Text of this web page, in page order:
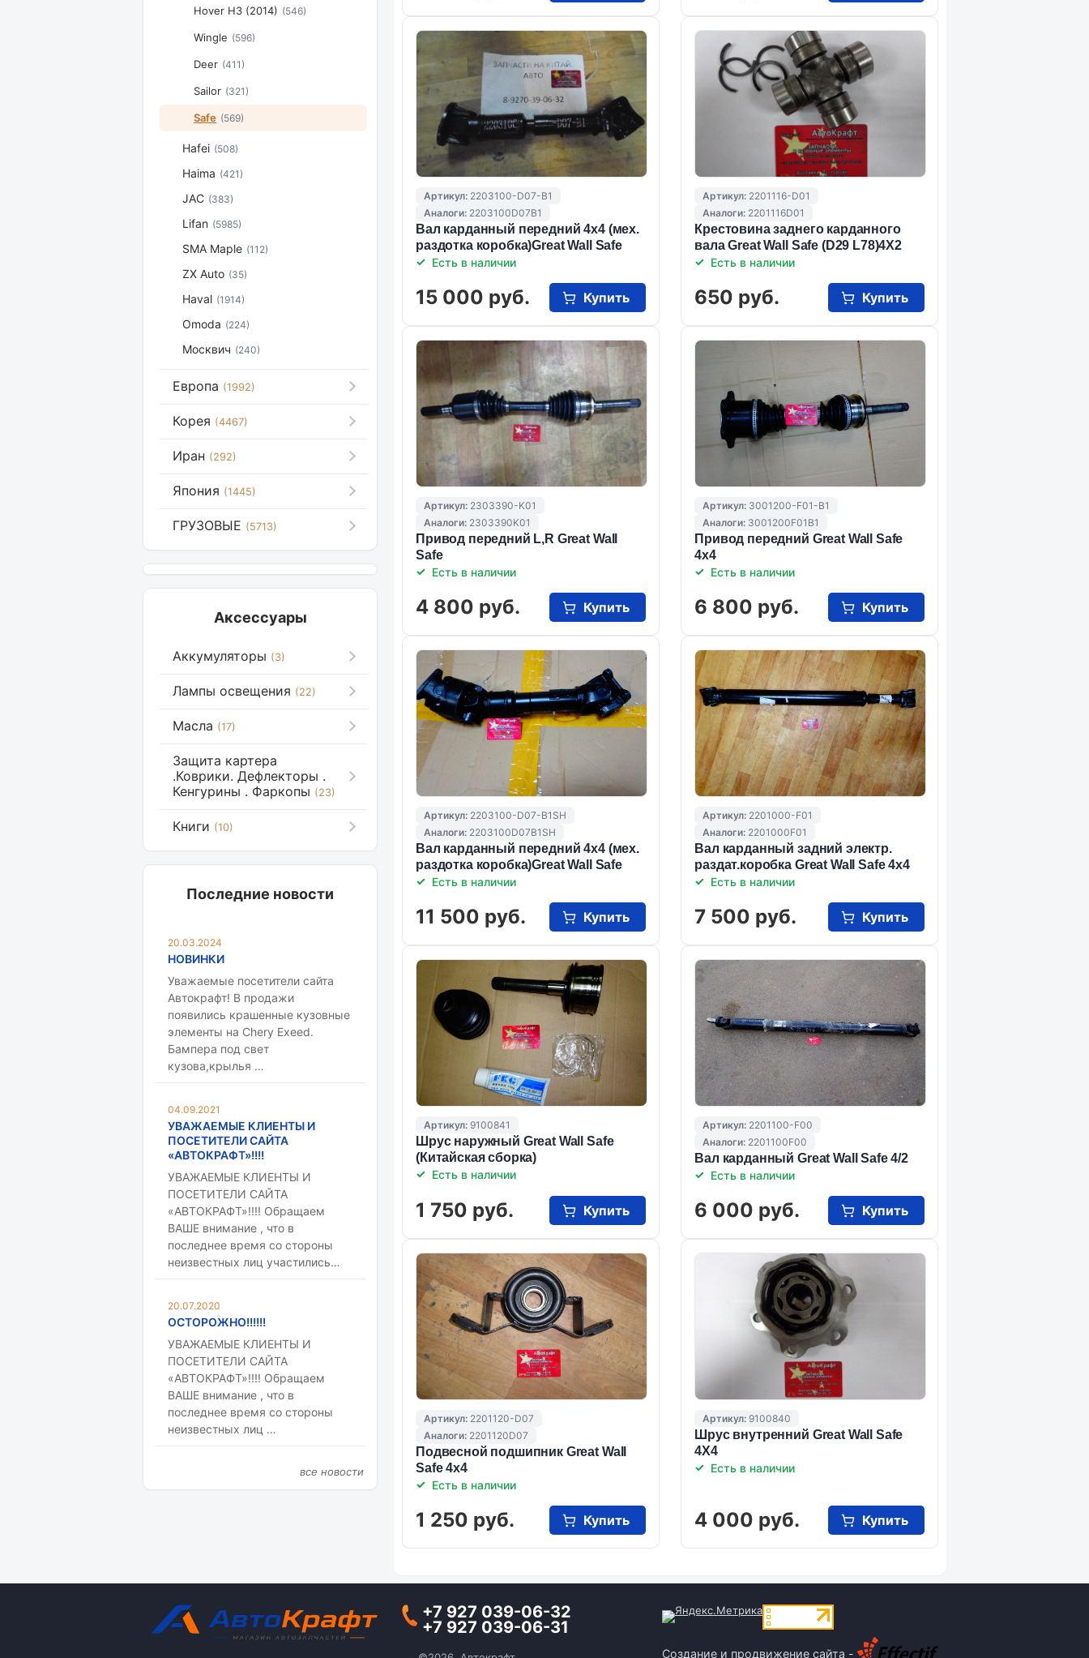
Артикул: 2203100-D07-B1
Аналоги: 2203100D07B1
Вал карданный передний 4х4 (мех.
раздотка коробка)Great Wall Safe
Есть в наличии
15 000 руб. Купить
Артикул: 2201116-D01
Аналоги: 2201116D01
Крестовина заднего карданного
вала Great Wall Safe (D29 L78)4Х2
Есть в наличии
650 руб. Купить
Артикул: 2303390-K01
Аналоги: 2303390K01
Привод передний L,R Great Wall
Safe
Есть в наличии
4 800 руб. Купить
Артикул: 3001200-F01-B1
Аналоги: 3001200F01B1
Привод передний Great Wall Safe
4x4
Есть в наличии
6 800 руб. Купить
Артикул: 2203100-D07-B1SH
Аналоги: 2203100D07B1SH
Вал карданный передний 4х4 (мех.
раздотка коробка)Great Wall Safe
Есть в наличии
11 500 руб. Купить
Артикул: 2201000-F01
Аналоги: 2201000F01
Вал карданный задний электр.
раздат.коробка Great Wall Safe 4x4
Есть в наличии
7 500 руб. Купить
Артикул: 9100841
Шрус наружный Great Wall Safe
(Китайская сборка)
Есть в наличии
1 750 руб. Купить
Артикул: 2201100-F00
Аналоги: 2201100F00
Вал карданный Great Wall Safe 4/2
Есть в наличии
6 000 руб. Купить
Артикул: 2201120-D07
Аналоги: 2201120D07
Подвесной подшипник Great Wall
Safe 4х4
Есть в наличии
1 250 руб. Купить
Артикул: 9100840
Шрус внутренний Great Wall Safe
4Х4
Есть в наличии
4 000 руб. Купить
Hover H3 (2014) (546)
Wingle (596)
Deer (411)
Sailor (321)
Safe (569)
Hafei (508)
Haima (421)
JAC (383)
Lifan (5985)
SMA Maple (112)
ZX Auto (35)
Haval (1914)
Omoda (224)
Москвич (240)
Европа (1992)
Корея (4467)
Иран (292)
Япония (1445)
ГРУЗОВЫЕ (5713)
Аксессуары
Аккумуляторы (3)
Лампы освещения (22)
Масла (17)
Защита картера
.Коврики. Дефлекторы .
Кенгурины . Фаркопы (23)
Книги (10)
Последние новости
20.03.2024
НОВИНКИ
Уважаемые посетители сайта
Автокрафт! В продажи
появились крашенные кузовные
элементы на Chery Exeed.
Бампера под свет
кузова,крылья …
04.09.2021
УВАЖАЕМЫЕ КЛИЕНТЫ И
ПОСЕТИТЕЛИ САЙТА
«АВТОКРАФТ»!!!!
УВАЖАЕМЫЕ КЛИЕНТЫ И
ПОСЕТИТЕЛИ САЙТА
«АВТОКРАФТ»!!!! Обращаем
ВАШЕ внимание , что в
последнее время со стороны
неизвестных лиц участились…
20.07.2020
ОСТОРОЖНО!!!!!!
УВАЖАЕМЫЕ КЛИЕНТЫ И
ПОСЕТИТЕЛИ САЙТА
«АВТОКРАФТ»!!!! Обращаем
ВАШЕ внимание , что в
последнее время со стороны
неизвестных лиц …
все новости
+7 927 039-06-32
+7 927 039-06-31
Создание и продвижение сайта -